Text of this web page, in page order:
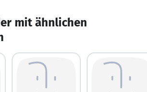
mit ähnlichen